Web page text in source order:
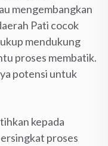
mengembangkan
Pati cocok
mendukung
proses membatik.
potensi untuk
kepada
proses